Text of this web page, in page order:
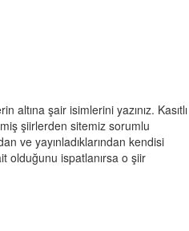
altına şair isimlerini yazınız. Kasıtlı
şiirlerden sitemiz sorumlu
ve yayınladıklarından kendisi
olduğunu ispatlanırsa o şiir